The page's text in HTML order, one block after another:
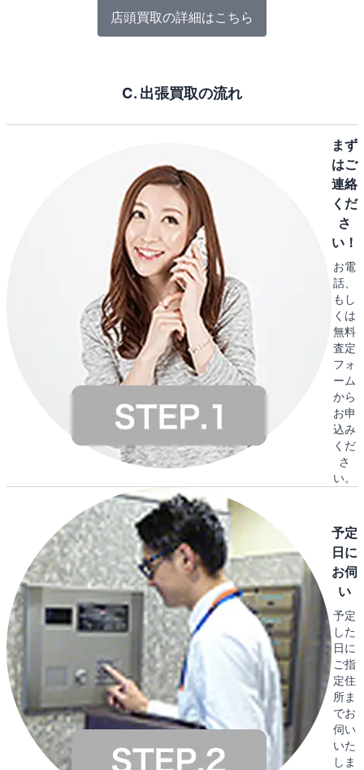
店頭買取の詳細はこちら
C. 出張買取の流れ
まず
はご
連絡
くだ
さ
い！
お電
話、
もし
くは
無料
査定
フォ
ーム
から
お申
込み
くだ
さ
い。
予定
日に
お伺
い
予定
した
日に
ご指
定住
所ま
でお
伺い
いた
しま